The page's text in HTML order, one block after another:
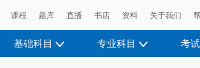
课程 题库 直播 书店 资料 关于我们
课程 题库 直播 书店 资料 关于我们
基础科目 专业科目 考